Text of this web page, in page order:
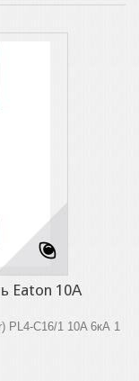
Eaton 10А
PL4-C16/1 10A 6кА 1